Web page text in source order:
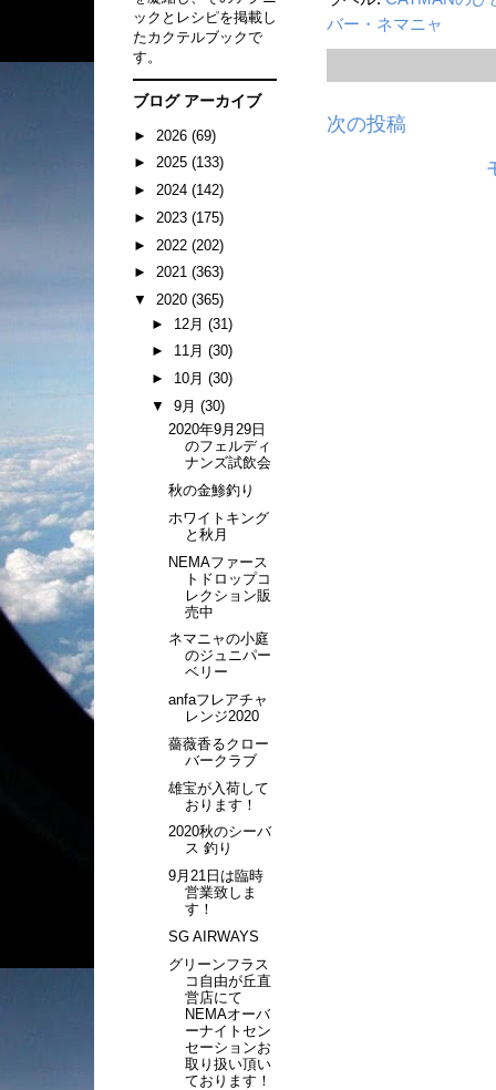
バー・ネマニャ
次の投稿
ックとレシピを掲載し
たカクテルブックで
す。
ブログ アーカイブ
► 2026 (69)
► 2025 (133)
► 2024 (142)
► 2023 (175)
► 2022 (202)
► 2021 (363)
▼ 2020 (365)
► 12月 (31)
► 11月 (30)
► 10月 (30)
▼ 9月 (30)
2020年9月29日
のフェルディ
ナンズ試飲会
秋の金鯵釣り
ホワイトキング
と秋月
NEMAファース
トドロップコ
レクション販
売中
ネマニャの小庭
のジュニパー
ベリー
anfaフレアチャ
レンジ2020
薔薇香るクロー
バークラブ
雄宝が入荷して
おります！
2020秋のシーバ
ス 釣り
9月21日は臨時
営業致しま
す！
SG AIRWAYS
グリーンフラス
コ自由が丘直
営店にて
NEMAオーバ
ーナイトセン
セーションお
取り扱い頂い
ております！